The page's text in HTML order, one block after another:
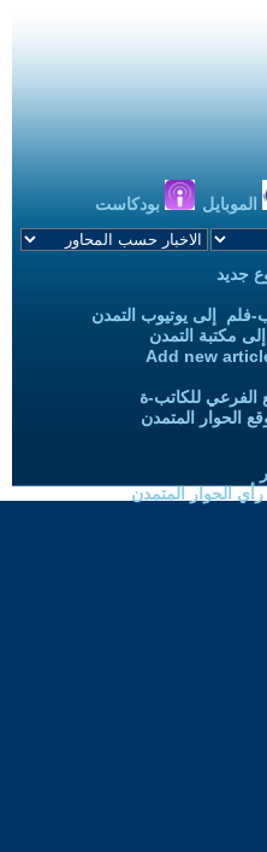
الموبايل بودكاست
جديد
فلم إلى يوتيوب التمدن
مكتبة التمدن
Add new
الفرعي للكاتب-ة
الحوار المتمدن
الحوار المتمدن